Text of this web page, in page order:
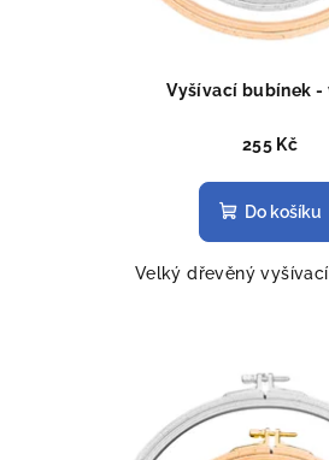
Vyšívací bubínek -
255 Kč
Do košíku
Velký dřevěný